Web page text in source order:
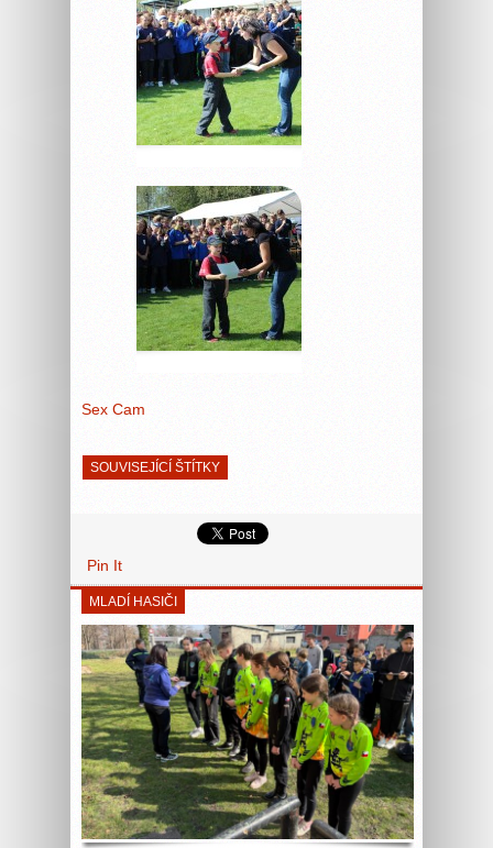
Sex Cam
SOUVISEJÍCÍ ŠTÍTKY
Pin It
MLADÍ HASIČI